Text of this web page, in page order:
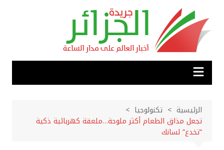
المحتوى
الرئيسية
تكنولوجيا
تجعل مذاق الطعام أكثر ملوحة…ملعقة كهربائية ذكية
“تخدع” لسانك